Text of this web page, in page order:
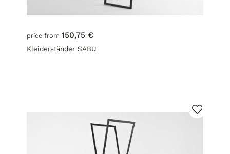
price from 150,75 €
Kleiderständer SABU